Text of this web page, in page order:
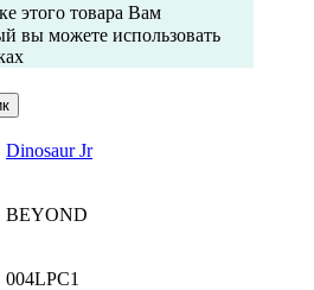
этого товара Вам
вы можете использовать
Dinosaur Jr
BEYOND
004LPC1